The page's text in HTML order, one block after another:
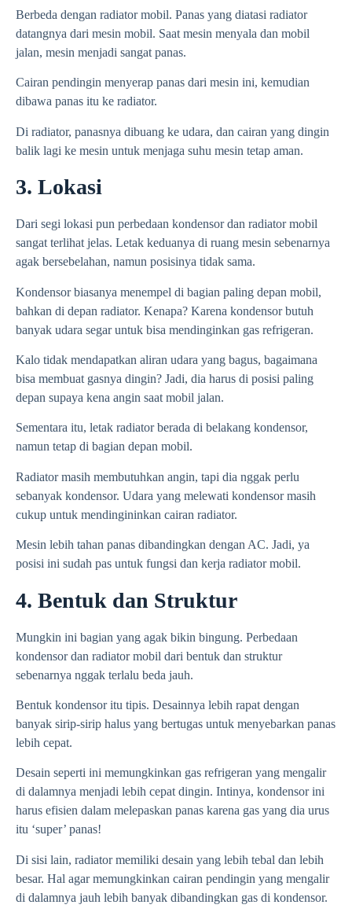
Berbeda dengan radiator mobil. Panas yang diatasi radiator
datangnya dari mesin mobil. Saat mesin menyala dan mobil
jalan, mesin menjadi sangat panas.
Cairan pendingin menyerap panas dari mesin ini, kemudian
dibawa panas itu ke radiator.
Di radiator, panasnya dibuang ke udara, dan cairan yang dingin
balik lagi ke mesin untuk menjaga suhu mesin tetap aman.
3. Lokasi
Dari segi lokasi pun perbedaan kondensor dan radiator mobil
sangat terlihat jelas. Letak keduanya di ruang mesin sebenarnya
agak bersebelahan, namun posisinya tidak sama.
Kondensor biasanya menempel di bagian paling depan mobil,
bahkan di depan radiator. Kenapa? Karena kondensor butuh
banyak udara segar untuk bisa mendinginkan gas refrigeran.
Kalo tidak mendapatkan aliran udara yang bagus, bagaimana
bisa membuat gasnya dingin? Jadi, dia harus di posisi paling
depan supaya kena angin saat mobil jalan.
Sementara itu, letak radiator berada di belakang kondensor,
namun tetap di bagian depan mobil.
Radiator masih membutuhkan angin, tapi dia nggak perlu
sebanyak kondensor. Udara yang melewati kondensor masih
cukup untuk mendingininkan cairan radiator.
Mesin lebih tahan panas dibandingkan dengan AC. Jadi, ya
posisi ini sudah pas untuk fungsi dan kerja radiator mobil.
4. Bentuk dan Struktur
Mungkin ini bagian yang agak bikin bingung. Perbedaan
kondensor dan radiator mobil dari bentuk dan struktur
sebenarnya nggak terlalu beda jauh.
Bentuk kondensor itu tipis. Desainnya lebih rapat dengan
banyak sirip-sirip halus yang bertugas untuk menyebarkan panas
lebih cepat.
Desain seperti ini memungkinkan gas refrigeran yang mengalir
di dalamnya menjadi lebih cepat dingin. Intinya, kondensor ini
harus efisien dalam melepaskan panas karena gas yang dia urus
itu ‘super’ panas!
Di sisi lain, radiator memiliki desain yang lebih tebal dan lebih
besar. Hal agar memungkinkan cairan pendingin yang mengalir
di dalamnya jauh lebih banyak dibandingkan gas di kondensor.